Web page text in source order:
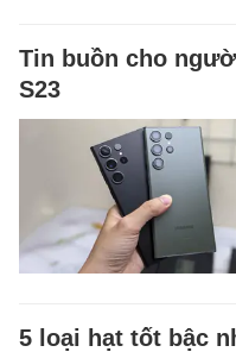
Tin buồn cho
S23
5 loại hạt tốt bậc